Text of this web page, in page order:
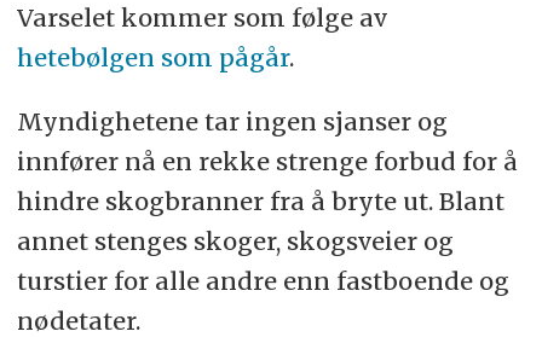
Varselet kommer som følge av
hetebølgen som pågår.
Myndighetene tar ingen sjanser og
innfører nå en rekke strenge forbud for å
hindre skogbranner fra å bryte ut. Blant
annet stenges skoger, skogsveier og
turstier for alle andre enn fastboende og
nødetater.